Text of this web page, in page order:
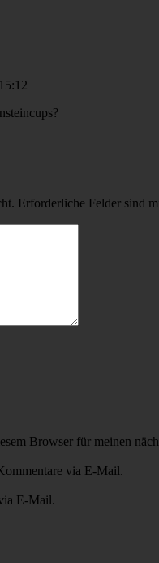
Erforderliche Felder sind
Browser für meinen
via E-Mail.
E-Mail.